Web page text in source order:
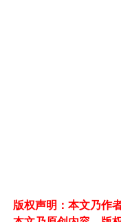
版权声明：本文乃作